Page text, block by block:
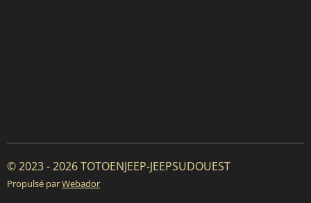
© 2023 - 2026 TOTOENJEEP-JEEPSUDOUEST
Propulsé parWebador